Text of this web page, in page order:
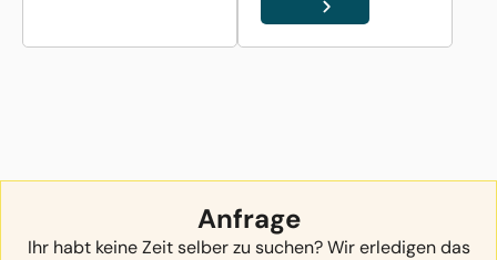
Anfrage
Ihr habt keine Zeit selber zu suchen? Wir erledigen das